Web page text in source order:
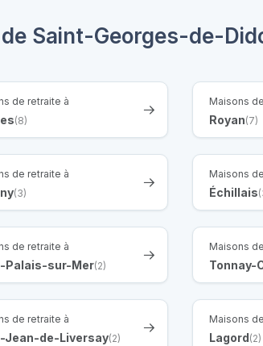
Saint-Georges-de-
de retraite à
(8)
Maisons
Royan(7)
de retraite à
(3)
Maisons
Échillais
de retraite à
Palais-sur-Mer(2)
Maisons
Tonnay-
de retraite à
Jean-de-Liversay(2)
Maisons
Lagord(2)